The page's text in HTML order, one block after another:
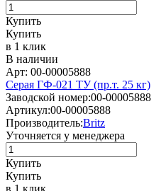
Купить
Купить
в 1 клик
В наличии
Арт: 00-00005888
Серая ГФ-021 ТУ (пр.т. 25 кг)
Заводской номер:00-00005888
Артикул:00-00005888
Производитель:Britz
Уточняется у менеджера
Купить
Купить
в 1 клик